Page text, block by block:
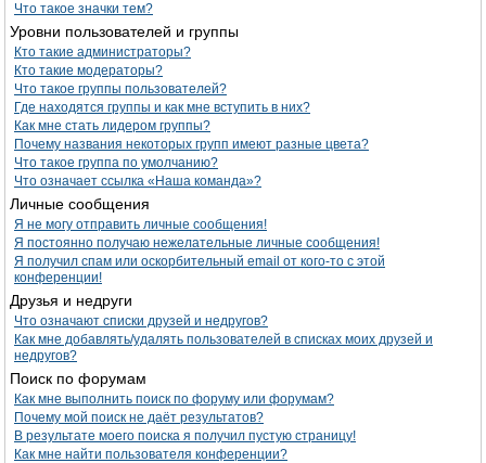
Что такое значки тем?
Уровни пользователей и группы
Кто такие администраторы?
Кто такие модераторы?
Что такое группы пользователей?
Где находятся группы и как мне вступить в них?
Как мне стать лидером группы?
Почему названия некоторых групп имеют разные цвета?
Что такое группа по умолчанию?
Что означает ссылка «Наша команда»?
Личные сообщения
Я не могу отправить личные сообщения!
Я постоянно получаю нежелательные личные сообщения!
Я получил спам или оскорбительный email от кого-то с этой
конференции!
Друзья и недруги
Что означают списки друзей и недругов?
Как мне добавлять/удалять пользователей в списках моих друзей и
недругов?
Поиск по форумам
Как мне выполнить поиск по форуму или форумам?
Почему мой поиск не даёт результатов?
В результате моего поиска я получил пустую страницу!
Как мне найти пользователя конференции?